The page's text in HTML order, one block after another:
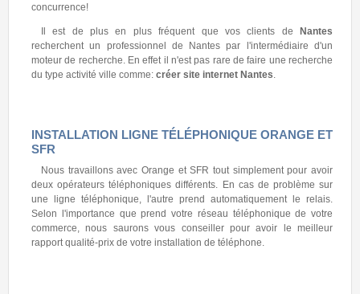
concurrence!
Il est de plus en plus fréquent que vos clients de
Nantes
recherchent un professionnel de Nantes par l'intermédiaire d'un
moteur de recherche. En effet il n'est pas rare de faire une recherche
du type activité ville comme: créer site internet Nantes.
INSTALLATION LIGNE TÉLÉPHONIQUE ORANGE ET
SFR
Nous travaillons avec Orange et SFR tout simplement pour avoir
deux opérateurs téléphoniques différents. En cas de problème sur
une ligne téléphonique, l'autre prend automatiquement le relais.
Selon l'importance que prend votre réseau téléphonique de votre
commerce, nous saurons vous conseiller pour avoir le meilleur
rapport qualité-prix de votre installation de téléphone.